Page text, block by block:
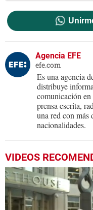
Agencia EFE
efe.com
Es una agencia
distribuye
comunicación
prensa escrita,
una red con más
nacionalidades.
VIDEOS